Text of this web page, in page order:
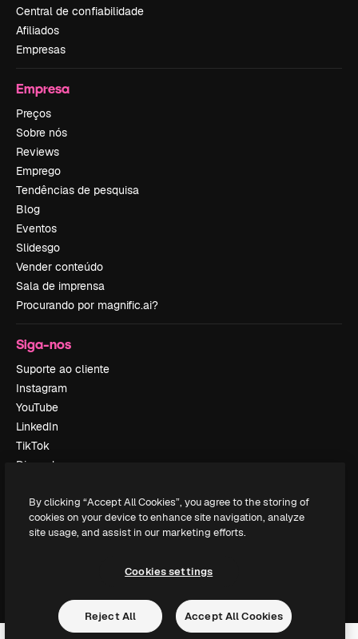
Central de confiabilidade
Afiliados
Empresas
Empresa
Preços
Sobre nós
Reviews
Emprego
Tendências de pesquisa
Blog
Eventos
Slidesgo
Vender conteúdo
Sala de imprensa
Procurando por magnific.ai?
Siga-nos
Suporte ao cliente
Instagram
YouTube
LinkedIn
TikTok
Discord
Reddit
reservados.
By clicking “Accept All Cookies”, you agree to the storing of
cookies on your device to enhance site navigation, analyze
site usage, and assist in our marketing efforts.
Cookies settings
Reject All Accept All Cookies